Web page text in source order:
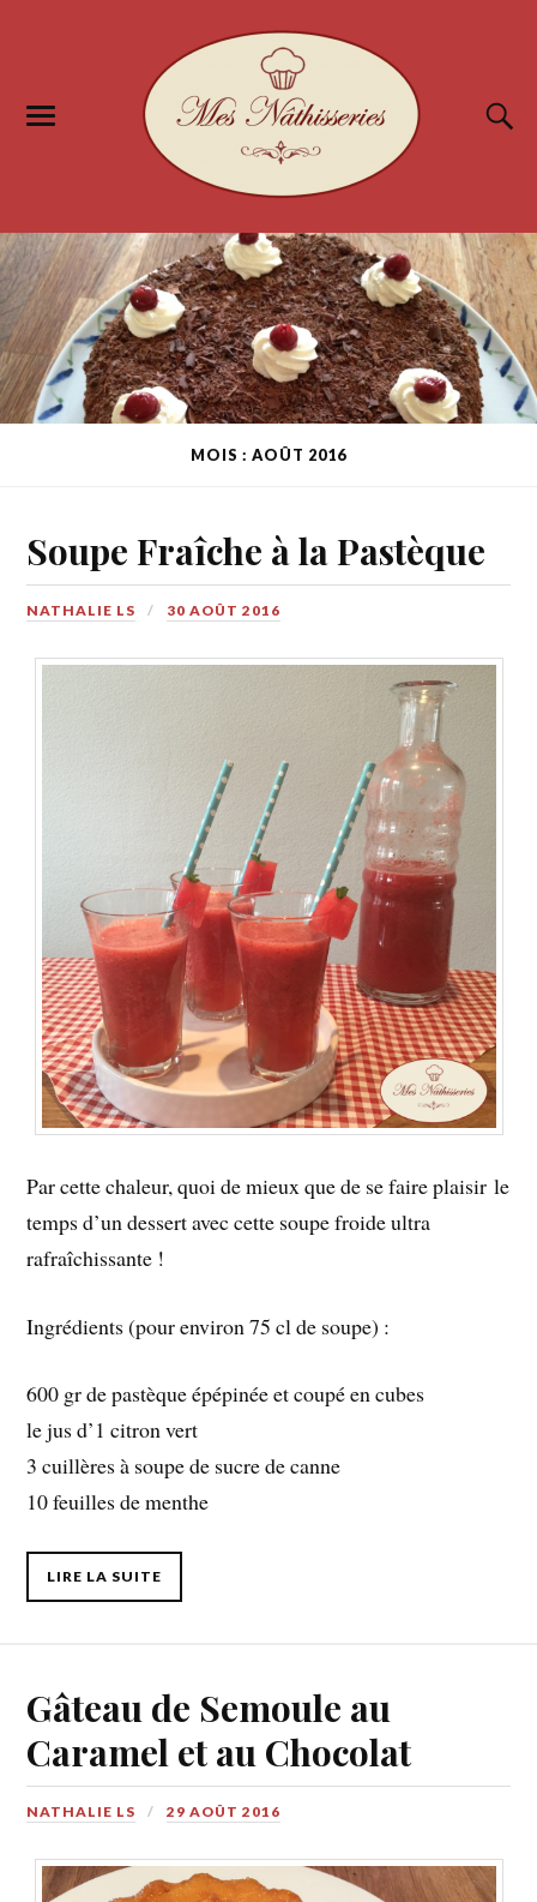
MOIS : AOÛT 2016
Soupe Fraîche à la Pastèque
NATHALIE LS 30 AOÛT 2016
Par cette chaleur, quoi de mieux que de se faire plaisir le
temps d’un dessert avec cette soupe froide ultra
rafraîchissante !
Ingrédients (pour environ 75 cl de soupe) :
600 gr de pastèque épépinée et coupé en cubes
le jus d’1 citron vert
3 cuillères à soupe de sucre de canne
10 feuilles de menthe
LIRE LA SUITE
Gâteau de Semoule au
Caramel et au Chocolat
NATHALIE LS 29 AOÛT 2016